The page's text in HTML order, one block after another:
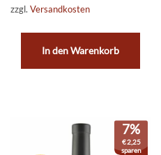
zzgl. Versandkosten
In den Warenkorb
7%
€2,25
sparen